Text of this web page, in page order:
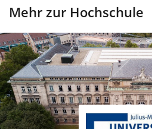
Mehr zur Hochschule